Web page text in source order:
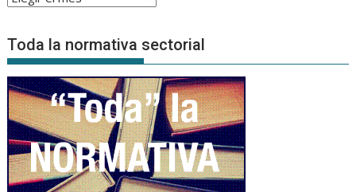
Noticias
Toda la normativa sectorial